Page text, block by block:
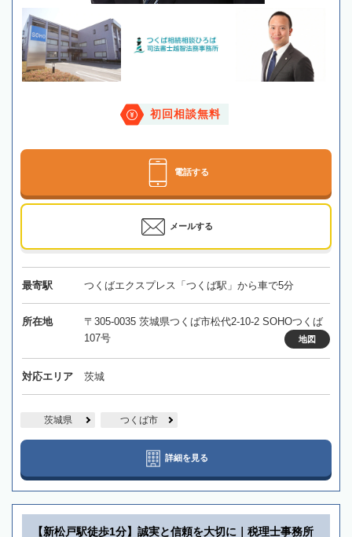
初回相談無料
電話する
メールする
最寄駅 つくばエクスプレス「つくば駅」から車で5分
所在地
〒305-0035 茨城県つくば市松代2-10-2 SOHOつくば
107号
地図
対応エリア 茨城
茨城県 つくば市
詳細を見る
【新松戸駅徒歩1分】誠実と信頼を大切に｜税理士事務所